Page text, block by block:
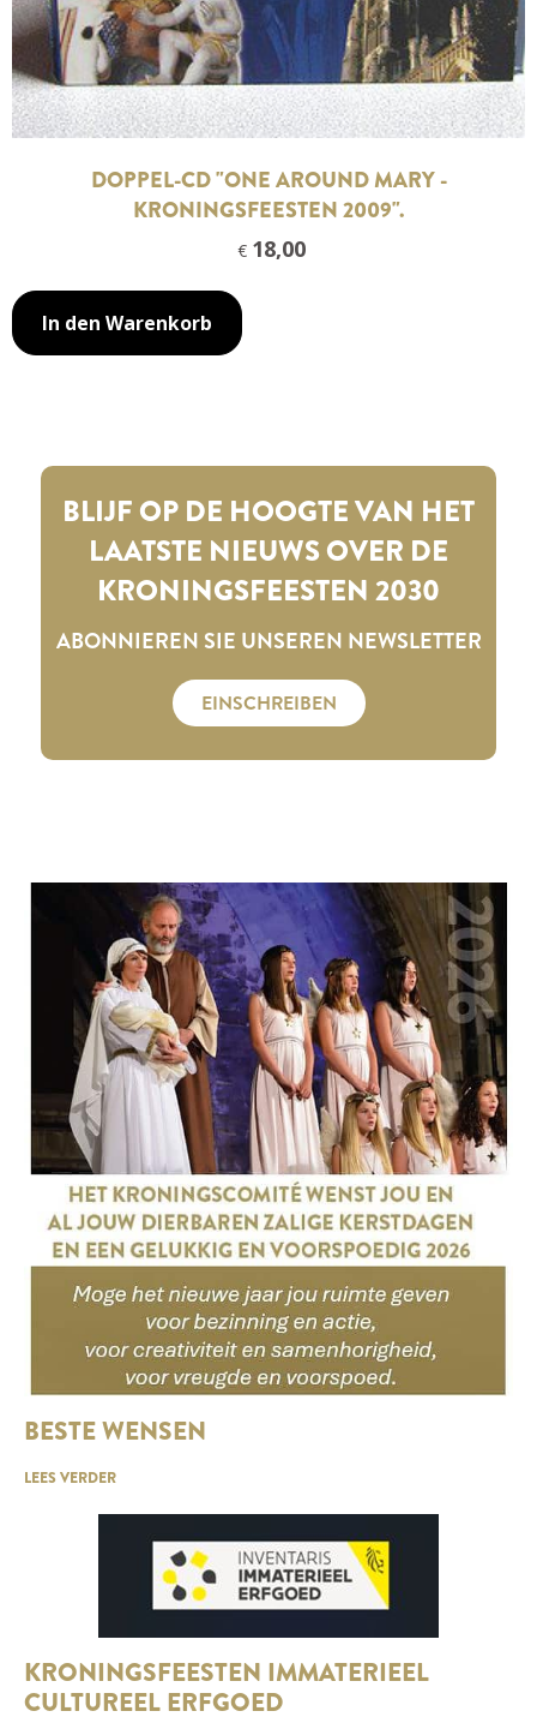
DOPPEL-CD "ONE AROUND MARY -
KRONINGSFEESTEN 2009".
€ 18,00
In den Warenkorb
BLIJF OP DE HOOGTE VAN HET
LAATSTE NIEUWS OVER DE
KRONINGSFEESTEN 2030
ABONNIEREN SIE UNSEREN NEWSLETTER
EINSCHREIBEN
BESTE WENSEN
LEES VERDER
KRONINGSFEESTEN IMMATERIEEL
CULTUREEL ERFGOED